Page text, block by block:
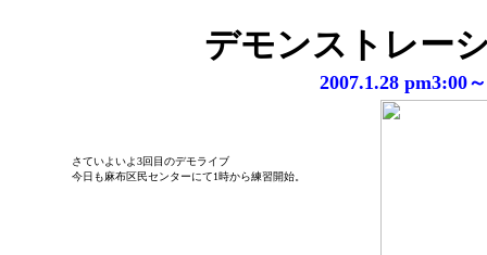
デモンストレー
2007.1.28 pm3:00
さていよいよ3回目のデモライブ
今日も麻布区民センターにて1時から練習開始。